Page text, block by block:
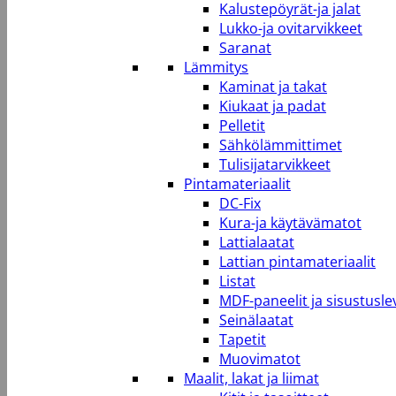
Kalustepöyrät-ja jalat
Lukko-ja ovitarvikkeet
Saranat
Lämmitys
Kaminat ja takat
Kiukaat ja padat
Pelletit
Sähkölämmittimet
Tulisijatarvikkeet
Pintamateriaalit
DC-Fix
Kura-ja käytävämatot
Lattialaatat
Lattian pintamateriaalit
Listat
MDF-paneelit ja
Seinälaatat
Tapetit
Muovimatot
Maalit, lakat ja liimat